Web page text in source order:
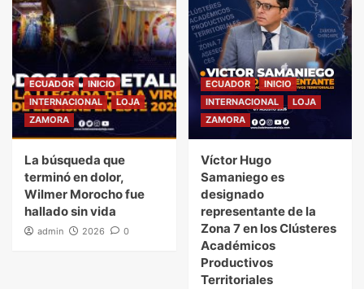
ECUADOR
INICIO
INTERNACIONAL
LOJA
ZAMORA
La búsqueda que
terminó en dolor,
Wilmer Morocho fue
hallado sin vida
admin 2026 0
ECUADOR
INICIO
INTERNACIONAL
LOJA
ZAMORA
Víctor Hugo
Samaniego es
designado
representante de la
Zona 7 en los Clústeres
Académicos
Productivos
Territoriales